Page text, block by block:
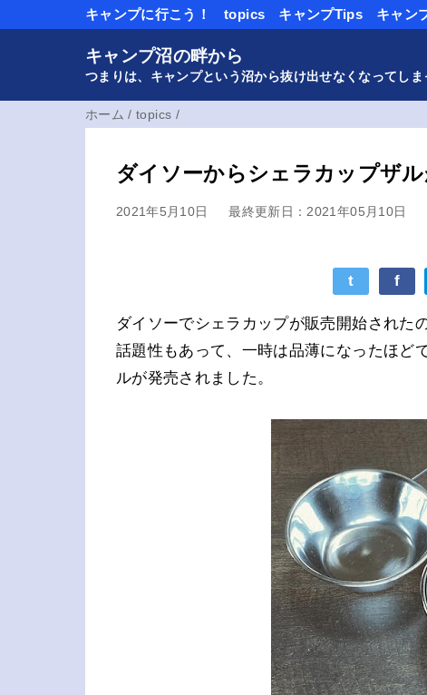
キャンプに行こう！ topics キャンプTips キャン
キャンプ沼の畔から
つまりは、キャンプという沼から抜け出せなくなってし
ホーム /topics /
ダイソーからシェラカップザ
2021年5月10日 最終更新日：2021年05月10日
t f
ダイソーでシェラカップが販売開始された
話題性もあって、一時は品薄になったほど
ルが発売されました。